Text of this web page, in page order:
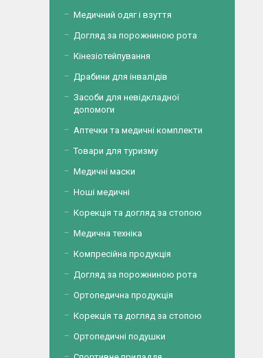
Медичний одяг і взуття
Догляд за порожниною рота
Кінезіотейпування
Драбини для інвалідів
Засоби для невідкладної
допомоги
Аптечки та медичні комплекти
Товари для туризму
Медичні маски
Ноші медичні
Корекція та догляд за стопою
Медична техніка
Компресійна продукція
Догляд за порожниною рота
Ортопедична продукція
Корекція та догляд за стопою
Ортопедичні подушки